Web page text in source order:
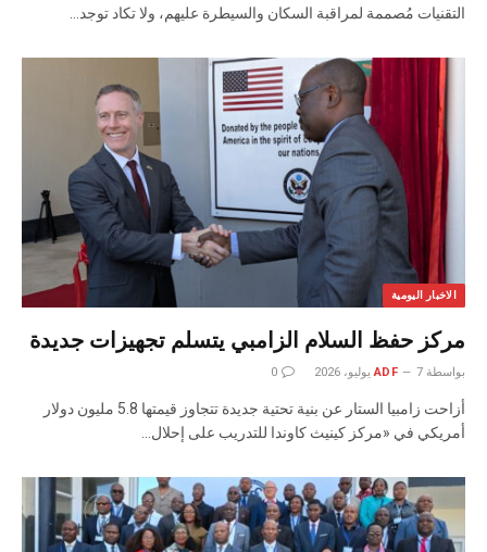
التقنيات مُصممة لمراقبة السكان والسيطرة عليهم، ولا تكاد توجد…
الاخبار اليومية
مركز حفظ السلام الزامبي يتسلم تجهيزات جديدة
بواسطة ADF 7 يوليو، 2026 0
أزاحت زامبيا الستار عن بنية تحتية جديدة تتجاوز قيمتها 5.8 مليون دولار
أمريكي في «مركز كينيث كاوندا للتدريب على إحلال…